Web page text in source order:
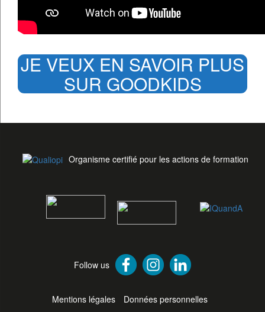
JE VEUX EN SAVOIR PLUS
SUR GOODKIDS
Organisme certifié pour les actions de formation
Follow us
Mentions légales Données personnelles